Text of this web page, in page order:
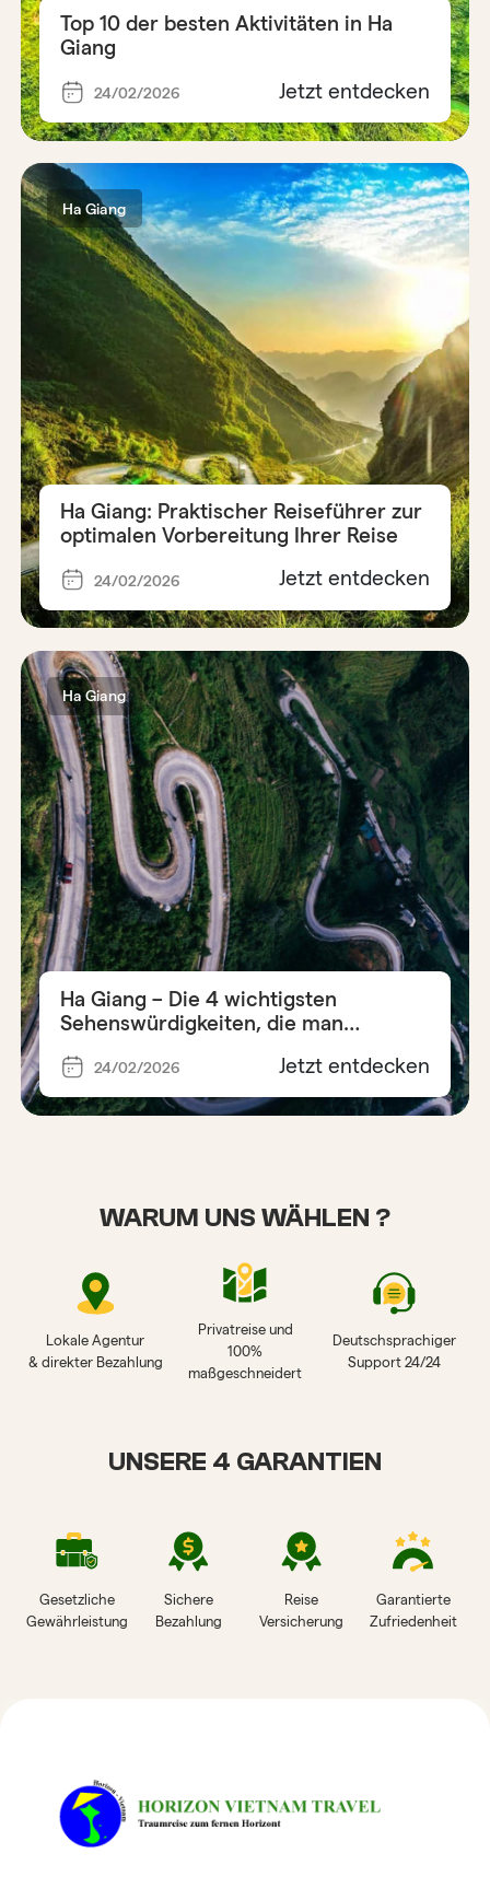
Top 10 der besten Aktivitäten in Ha
Giang
24/02/2026 Jetzt entdecken
Ha Giang
Ha Giang: Praktischer Reiseführer zur
optimalen Vorbereitung Ihrer Reise
24/02/2026 Jetzt entdecken
Ha Giang
Ha Giang – Die 4 wichtigsten
Sehenswürdigkeiten, die man
24/02/2026 Jetzt entdecken
WARUM UNS WÄHLEN ?
Lokale Agentur
& direkter Bezahlung
Privatreise und
100%
maßgeschneidert
Deutschsprachiger
Support 24/24
UNSERE 4 GARANTIEN
Gesetzliche
Gewährleistung
Sichere
Bezahlung
Reise
Versicherung
Garantierte
Zufriedenheit